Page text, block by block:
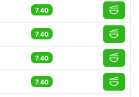
7.40
7.40
7.40
7.40